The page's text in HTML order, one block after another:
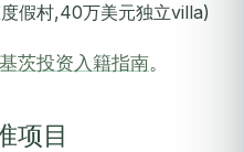
假村,40万美元独立villa)
茨投资入籍指南。
项目